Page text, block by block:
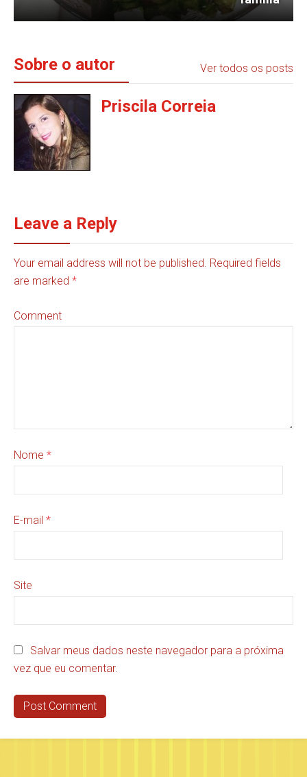
Sobre o autor Ver todos os posts
Priscila Correia
Leave a Reply
Your email address will not be published. Required fields
are marked *
Comment
Nome *
E-mail *
Site
Salvar meus dados neste navegador para a próxima
vez que eu comentar.